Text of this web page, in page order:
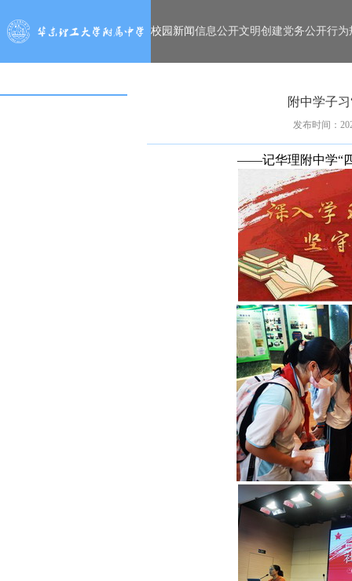
校园新闻信息公开文明创建党务公开行为
附中学子
发布时间：
——记华理附中学“